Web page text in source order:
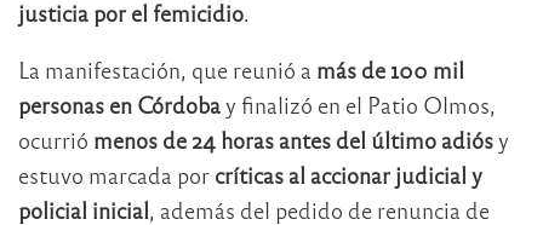
justicia por el femicidio.
La manifestación, que reunió a más de 100 mil
personas en Córdobay finalizó en el Patio Olmos,
ocurrió menos de 24 horas antes del último adiósy
estuvo marcada por críticas al accionar judicial y
policial inicial, además del pedido de renuncia de